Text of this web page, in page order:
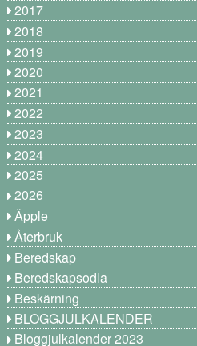
2017
2018
2019
2020
2021
2022
2023
2024
2025
2026
Äpple
Återbruk
Beredskap
Beredskapsodla
Beskärning
BLOGGJULKALENDER
Bloggjulkalender 2023